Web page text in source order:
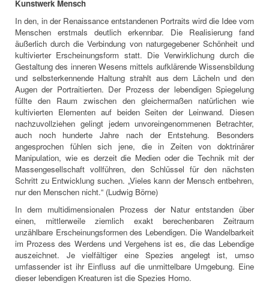
Kunstwerk Mensch
In den, in der Renaissance entstandenen Portraits wird die Idee vom
Menschen erstmals deutlich erkennbar. Die Realisierung fand
äußerlich durch die Verbindung von naturgegebener Schönheit und
kultivierter Erscheinungsform statt. Die Verwirklichung durch die
Gestaltung des inneren Wesens mittels aufklärende Wissensbildung
und selbsterkennende Haltung strahlt aus dem Lächeln und den
Augen der Portraitierten. Der Prozess der lebendigen Spiegelung
füllte den Raum zwischen den gleichermaßen natürlichen wie
kultivierten Elementen auf beiden Seiten der Leinwand. Diesen
nachzuvollziehen gelingt jedem unvoreingenommenen Betrachter,
auch noch hunderte Jahre nach der Entstehung. Besonders
angesprochen fühlen sich jene, die in Zeiten von doktrinärer
Manipulation, wie es derzeit die Medien oder die Technik mit der
Massengesellschaft vollführen, den Schlüssel für den nächsten
Schritt zu Entwicklung suchen. „Vieles kann der Mensch entbehren,
nur den Menschen nicht.“ (Ludwig Börne)
In dem multidimensionalen Prozess der Natur entstanden über
einen, mittlerweile ziemlich exakt berechenbaren Zeitraum
unzählbare Erscheinungsformen des Lebendigen. Die Wandelbarkeit
im Prozess des Werdens und Vergehens ist es, die das Lebendige
auszeichnet. Je vielfältiger eine Spezies angelegt ist, umso
umfassender ist ihr Einfluss auf die unmittelbare Umgebung. Eine
dieser lebendigen Kreaturen ist die Spezies Homo.